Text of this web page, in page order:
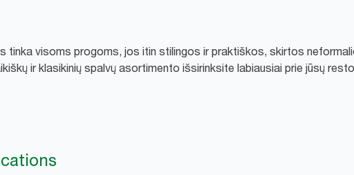
tinka visoms progoms, jos itin stilingos ir praktiškos, skirtos
ir klasikinių spalvų asortimento išsirinksite labiausiai prie jūsų